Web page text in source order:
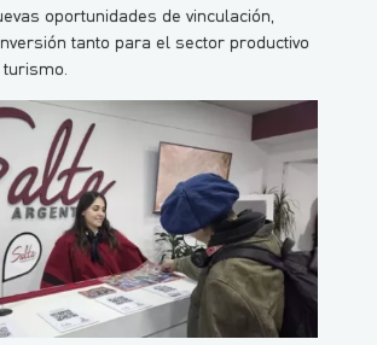
oportunidades de vinculación,
tanto para el sector productivo